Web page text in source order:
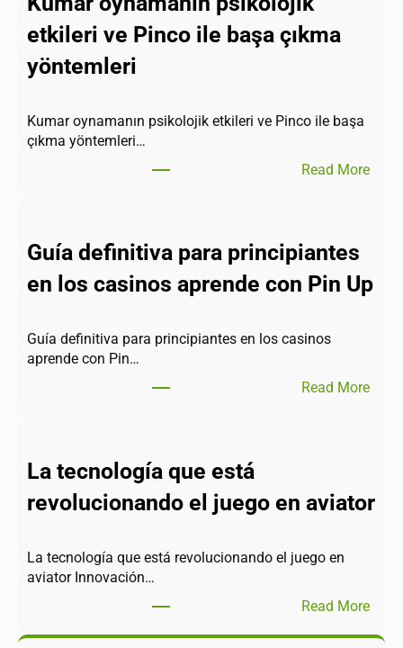
etkileri ve Pinco ile başa çıkma
yöntemleri
Kumar oynamanın psikolojik etkileri ve Pinco ile başa
çıkma yöntemleri…
Read More
Guía definitiva para principiantes
en los casinos aprende con Pin Up
Guía definitiva para principiantes en los casinos
aprende con Pin…
Read More
La tecnología que está
revolucionando el juego en aviator
La tecnología que está revolucionando el juego en
aviator Innovación…
Read More